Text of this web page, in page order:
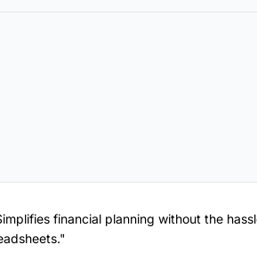
financial planning without the